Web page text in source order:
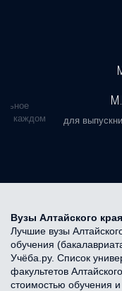
в каждом
для
Вузы Алтайского края
Лучшие вузы
обучения
Учёба.ру. Список
факультетов
стоимостью обучения